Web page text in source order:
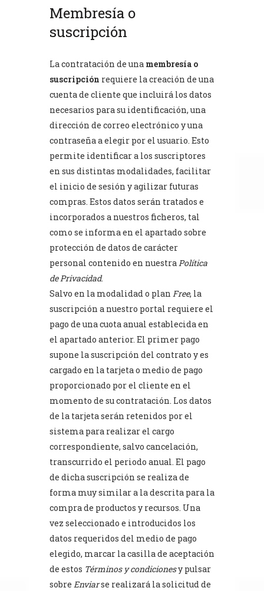
Membresía o
suscripción
La contratación de una membresía o
suscripción requiere la creación de una
cuenta de cliente que incluirá los datos
necesarios para su identificación, una
dirección de correo electrónico y una
contraseña a elegir por el usuario. Esto
permite identificar a los suscriptores
en sus distintas modalidades, facilitar
el inicio de sesión y agilizar futuras
compras. Estos datos serán tratados e
incorporados a nuestros ficheros, tal
como se informa en el apartado sobre
protección de datos de carácter
personal contenido en nuestraPolítica
de Privacidad.
Salvo en la modalidad o plan Free, la
suscripción a nuestro portal requiere el
pago de una cuota anual establecida en
el apartado anterior. El primer pago
supone la suscripción del contrato y es
cargado en la tarjeta o medio de pago
proporcionado por el cliente en el
momento de su contratación. Los datos
de la tarjeta serán retenidos por el
sistema para realizar el cargo
correspondiente, salvo cancelación,
transcurrido el periodo anual. El pago
de dicha suscripción se realiza de
forma muy similar a la descrita para la
compra de productos y recursos. Una
vez seleccionado e introducidos los
datos requeridos del medio de pago
elegido, marcar la casilla de aceptación
de estos Términos y condicionesy pulsar
sobre Enviarse realizará la solicitud de